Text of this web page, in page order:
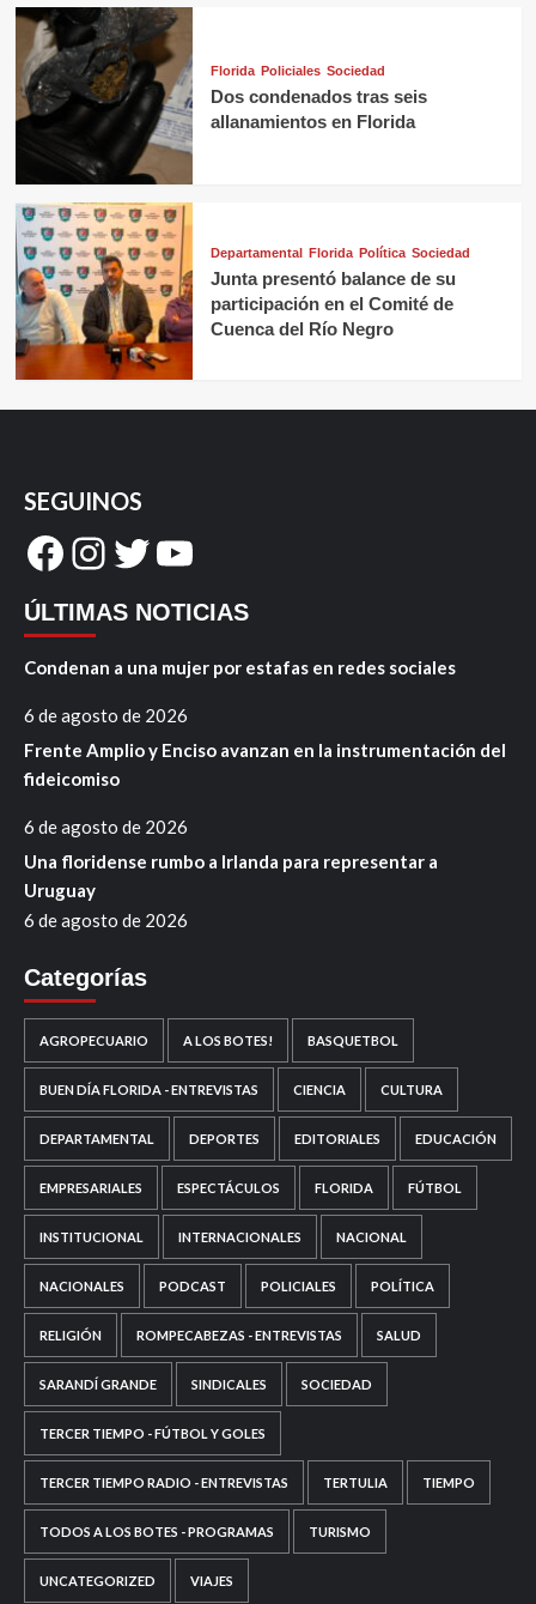
Florida Policiales Sociedad
Dos condenados tras seis
allanamientos en Florida
Departamental Florida Política Sociedad
Junta presentó balance de su
participación en el Comité de
Cuenca del Río Negro
SEGUINOS
Facebook
Instagram
Twitter
YouTube
ÚLTIMAS NOTICIAS
Condenan a una mujer por estafas en redes sociales
6 de agosto de 2026
Frente Amplio y Enciso avanzan en la instrumentación del
fideicomiso
6 de agosto de 2026
Una floridense rumbo a Irlanda para representar a
Uruguay
6 de agosto de 2026
Categorías
AGROPECUARIO A LOS BOTES! BASQUETBOL
BUEN DÍA FLORIDA - ENTREVISTAS CIENCIA CULTURA
DEPARTAMENTAL DEPORTES EDITORIALES EDUCACIÓN
EMPRESARIALES ESPECTÁCULOS FLORIDA FÚTBOL
INSTITUCIONAL INTERNACIONALES NACIONAL
NACIONALES PODCAST POLICIALES POLÍTICA
RELIGIÓN ROMPECABEZAS - ENTREVISTAS SALUD
SARANDÍ GRANDE SINDICALES SOCIEDAD
TERCER TIEMPO - FÚTBOL Y GOLES
TERCER TIEMPO RADIO - ENTREVISTAS TERTULIA TIEMPO
TODOS A LOS BOTES - PROGRAMAS TURISMO
UNCATEGORIZED VIAJES